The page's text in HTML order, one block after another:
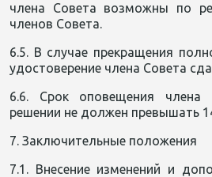
члена Совета возможны по
членов Совета.
6.5. В случае прекращения
удостоверение члена Совета
6.6. Срок оповещения члена
решении не должен превышать
7. Заключительные положения
7.1. Внесение изменений и